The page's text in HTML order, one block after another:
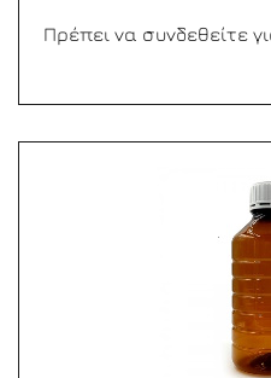
Πρέπει να συνδεθείτε